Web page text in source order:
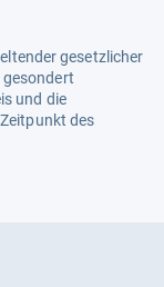
gesetzlicher
und die
des